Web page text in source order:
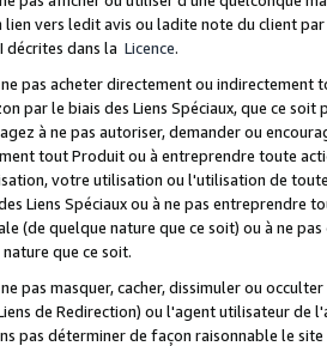
vers ledit avis ou ladite note du client
décrites dans la Licence.
pas acheter directement ou
par le biais des Liens Spéciaux, que ce
à ne pas autoriser, demander ou
tout Produit ou à entreprendre toute
votre utilisation ou l'utilisation de
Liens Spéciaux ou à ne pas entreprendre
(de quelque nature que ce soit) ou à ne
que ce soit.
pas masquer, cacher, dissimuler ou
de Redirection) ou l'agent utilisateur
pas déterminer de façon raisonnable le